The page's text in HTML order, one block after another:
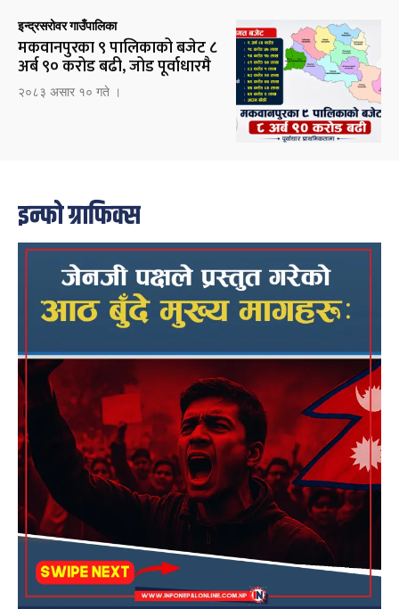
इन्द्रसरोवर गाउँपालिका
मकवानपुरका ९ पालिकाको बजेट ८
अर्ब ९० करोड बढी, जोड पूर्वाधारमै
२०८३ असार १० गते ।
इन्फो ग्राफिक्स